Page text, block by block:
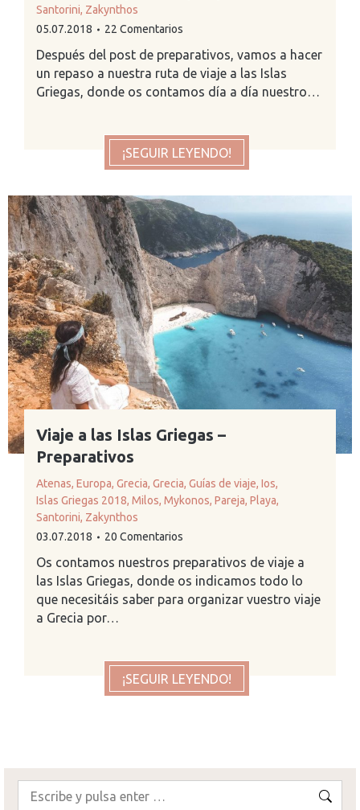
Santorini, Zakynthos
05.07.2018
22 Comentarios
Después del post de preparativos, vamos a hacer
un repaso a nuestra ruta de viaje a las Islas
Griegas, donde os contamos día a día nuestro…
¡SEGUIR LEYENDO!
Viaje a las Islas Griegas –
Preparativos
Atenas, Europa, Grecia, Grecia, Guías de viaje, Ios,
Islas Griegas 2018, Milos, Mykonos, Pareja, Playa,
Santorini, Zakynthos
03.07.2018
20 Comentarios
Os contamos nuestros preparativos de viaje a
las Islas Griegas, donde os indicamos todo lo
que necesitáis saber para organizar vuestro viaje
a Grecia por…
¡SEGUIR LEYENDO!
Buscar: